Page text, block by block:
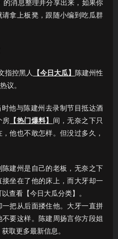
的消息整理并分享出来，如果你
拿上板凳，跟随小编到吃瓜群
指控黑人 【今日大瓜】
陈建州性
议。
他与陈建州去录制节目抵达酒
房 【热门爆料】 间，无奈之下只
他也不敢怎样。但没过多久，
建州是自己的老板，无奈之下
坐在了他的床上，而大牙却一
查看【今日大瓜分类】。
把从后面搂住他。大牙一直拼
要这样。陈建周扬言你方段姐
取更多最新信息。